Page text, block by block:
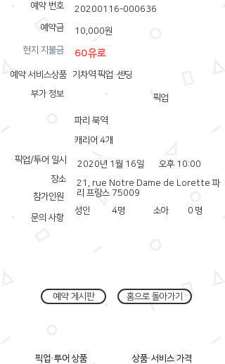
예약 번호
예약금
​현지 지불금
부가 정보
픽업/투어 일시
장소
참가인원
문의 사항
예약 서비스상품
20200116-000636
10,000원
60유로
기차역 픽업·센딩
픽업
파리 북역
캐리어 4개
2020년 1월 16일
오후 10:00
21, rue Notre Dame de Lorette 파
리 프랑스 75009
성인
4명 소아 0 명
예약 게시판 홈으로 돌아가기
픽업·투어 상품 상품·서비스 가격